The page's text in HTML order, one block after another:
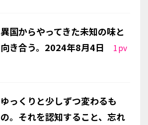
異国からやってきた未知の味と
向き合う。2024年8月4日
1pv
ゆっくりと少しずつ変わるも
の。それを認知すること、忘れ